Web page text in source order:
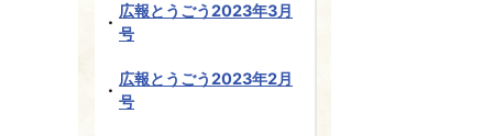
広報とうごう2023年3月
号
広報とうごう2023年2月
号